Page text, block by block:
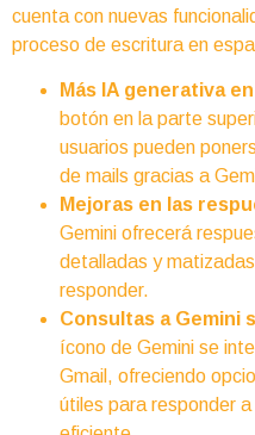
cuenta con nuevas
proceso de escritura en
Más IA generativa
botón en la parte
usuarios pueden
de mails gracias a
Mejoras en las
Gemini ofrecerá
detalladas y
responder.
Consultas a Gemini
ícono de Gemini se
Gmail, ofreciendo
útiles para responder